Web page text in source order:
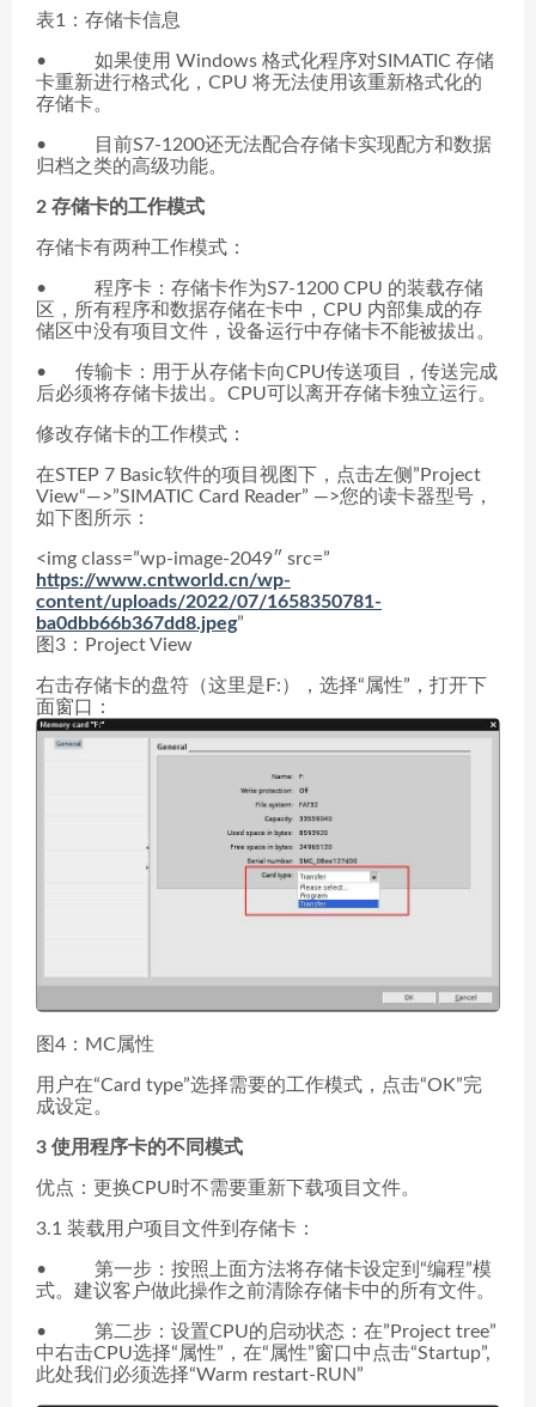
表1：存储卡信息
• 如果使用 Windows 格式化程序对SIMATIC 存储
卡重新进行格式化，CPU 将无法使用该重新格式化的
存储卡。
• 目前S7-1200还无法配合存储卡实现配方和数据
归档之类的高级功能。
2 存储卡的工作模式
存储卡有两种工作模式：
• 程序卡：存储卡作为S7-1200 CPU 的装载存储
区，所有程序和数据存储在卡中，CPU 内部集成的存
储区中没有项目文件，设备运行中存储卡不能被拔出。
• 传输卡：用于从存储卡向CPU传送项目，传送完成
后必须将存储卡拔出。CPU可以离开存储卡独立运行。
修改存储卡的工作模式：
在STEP 7 Basic软件的项目视图下，点击左侧”Project
View“—>”SIMATIC Card Reader” —>您的读卡器型号，
如下图所示：
<img class=”wp-image-2049″ src=”
https://www.cntworld.cn/wp-
content/uploads/2022/07/1658350781-
ba0dbb66b367dd8.jpeg”
图3：Project View
右击存储卡的盘符（这里是F:），选择“属性”，打开下
面窗口：
图4：MC属性
用户在“Card type”选择需要的工作模式，点击“OK”完
成设定。
3 使用程序卡的不同模式
优点：更换CPU时不需要重新下载项目文件。
3.1 装载用户项目文件到存储卡：
• 第一步：按照上面方法将存储卡设定到“编程”模
式。建议客户做此操作之前清除存储卡中的所有文件。
• 第二步：设置CPU的启动状态：在”Project tree”
中右击CPU选择“属性”，在“属性”窗口中点击“Startup”,
此处我们必须选择“Warm restart-RUN”